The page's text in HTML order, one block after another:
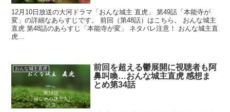
12月10日放送の大河ドラマ「おんな城主 直虎」 第49話「本能寺が
変」の詳細なあらすじです。 前回（第48話）はこちら。 おんな城主
直虎 第48話のあらすじ「本能寺が変」 ネタバレ注意！ おんな城主直
虎...
おんな城主直虎
前回を超える鬱展開に視聴者も阿
鼻叫喚…おんな城主直虎 感想ま
とめ第34話